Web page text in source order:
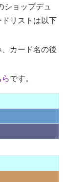
ショップデュ
リストは以下
カード名の後
らです。